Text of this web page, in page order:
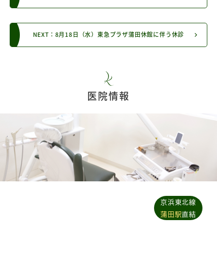
NEXT：8月18日（水）東急プラザ蒲田休館に伴う休診
医院情報
京浜東北線
蒲田駅直結